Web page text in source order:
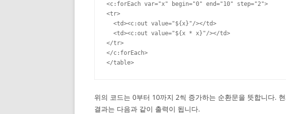
<c:forEach var="x" begin="0" end="10" step="2">
<tr>
  <td><c:out value="${x}"/></td>
  <td><c:out value="${x * x}"/></td>
</tr>
</c:forEach>
</table>
위의 코드는 0부터 10까지 2씩 증가하는 순환문을 뜻합니다.
결과는 다음과 같이 출력이 됩니다.